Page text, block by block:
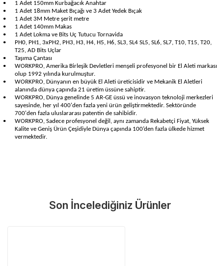
•
1 Adet 150mm Kurbağacık Anahtar
•
1 Adet 18mm Maket Bıçağı ve 3 Adet Yedek Bıçak
•
1 Adet 3M Metre şerit metre
•
1 Adet 140mm Makas
•
1 Adet Lokma ve Bits Uç Tutucu Tornavida
•
PH0, PH1, 3xPH2, PH3, H3, H4, H5, H6, SL3, SL4 SL5, SL6, SL7, T10, T15, T20,
T25, AD Bits Uçlar
•
Taşıma Çantası
•
WORKPRO, Amerika Birleşik Devletleri menşeli profesyonel bir El Aleti markası
olup 1992 yılında kurulmuştur.
•
WORKPRO, Dünyanın en büyük El Aleti üreticisidir ve Mekanik El Aletleri
alanında dünya çapında 21 üretim üssüne sahiptir.
•
WORKPRO, Dünya genelinde 5 AR-GE üssü ve inovasyon teknoloji merkezleri
sayesinde, her yıl 400'den fazla yeni ürün geliştirmektedir. Sektöründe
700'den fazla uluslararası patentin de sahibidir.
•
WORKPRO, Sadece profesyonel değil, aynı zamanda Rekabetçi Fiyat, Yüksek
Kalite ve Geniş Ürün Çeşidiyle Dünya çapında 100’den fazla ülkede hizmet
vermektedir.
Tüm ürünlerimiz üretici firma garantisi altındadır. Size en yakın
Yorum Yaz
Son İncelediğiniz Ürünler